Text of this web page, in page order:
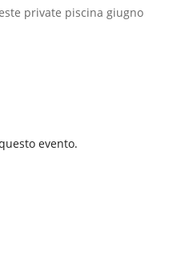
private piscina giugno
evento.